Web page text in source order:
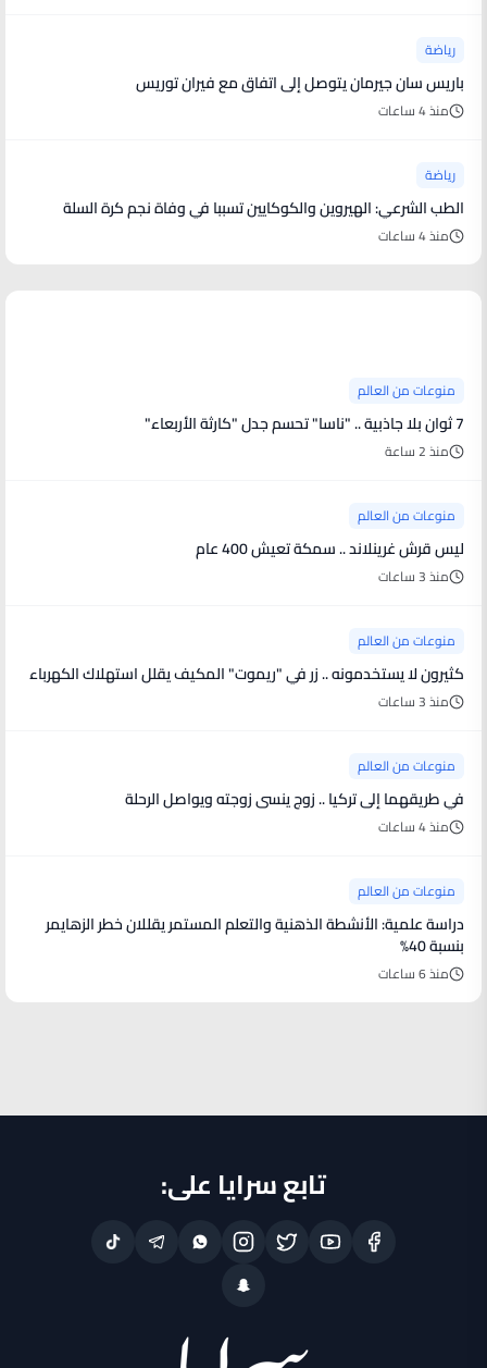
رياضة
باريس سان جيرمان يتوصل إلى اتفاق مع فيران توريس
منذ 4 ساعات
رياضة
الطب الشرعي: الهيروين والكوكايين تسببا في وفاة نجم كرة السلة
منذ 4 ساعات
منوعات من العالم
7 ثوان بلا جاذبية .. "ناسا" تحسم جدل "كارثة الأربعاء"
منذ 2 ساعة
منوعات من العالم
ليس قرش غرينلاند .. سمكة تعيش 400 عام
منذ 3 ساعات
منوعات من العالم
كثيرون لا يستخدمونه .. زر في "ريموت" المكيف يقلل استهلاك الكهرباء
منذ 3 ساعات
منوعات من العالم
في طريقهما إلى تركيا .. زوج ينسى زوجته ويواصل الرحلة
منذ 4 ساعات
منوعات من العالم
دراسة علمية: الأنشطة الذهنية والتعلم المستمر يقللان خطر الزهايمر
بنسبة 40%
منذ 6 ساعات
تابع سرايا على: